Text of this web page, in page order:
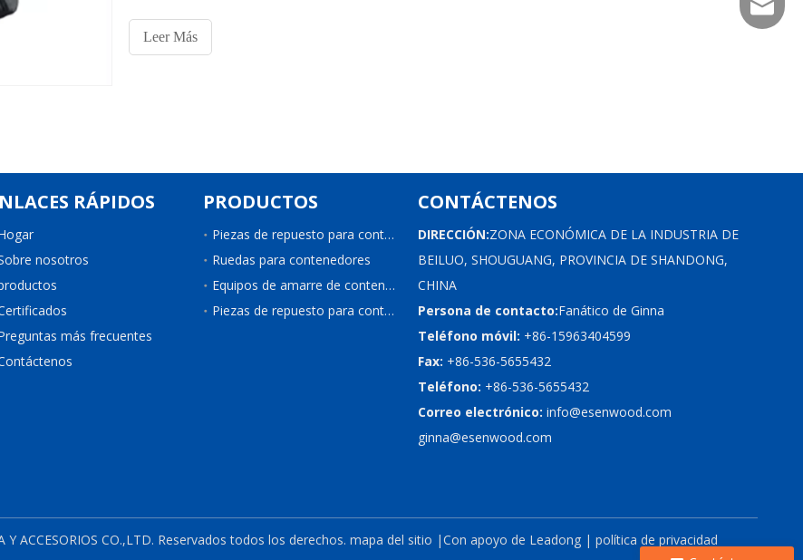
Leer Más
RÁPIDOS
nosotros
más frecuentes
PRODUCTOS
Piezas de repuesto para contenedores
Ruedas para contenedores
Equipos de amarre de contenedores
Piezas de repuesto para contenedores de refrigeración
CONTÁCTENOS
DIRECCIÓN:ZONA ECONÓMICA DE LA INDUSTRIA DE
BEILUO, SHOUGUANG, PROVINCIA DE SHANDONG,
CHINA
Persona de contacto:Fanático de Ginna
Teléfono móvil: +86-15963404599
Fax: +86-536-5655432
Teléfono: +86-536-5655432
Correo electrónico: info@esenwood.com
ginna@esenwood.com
Y ACCESORIOS CO.,LTD. Reservados todos los derechos. mapa del sitio |Con apoyo de Leadong| política de privacidad